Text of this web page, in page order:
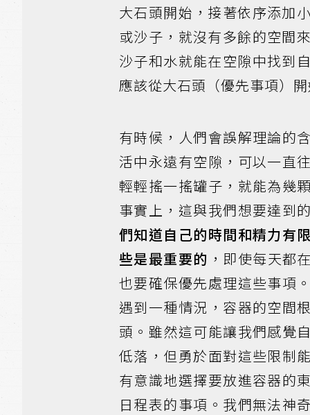
大石頭開始，接著依序添加
或沙子，就沒有多餘的空間
沙子和水就能在空隙中找到
應該從大石頭（優先事項）
有時候，人們會誤解理論的
活中永遠有空隙，可以一直
輕輕搖一搖罐子，就能為幾
事實上，這與我們想要達到
們知道自己的時間和精力有
些是最重要的 ，即使每天都
也要確保優先處理這些事項
遇到一種情況，容器的空間
頭。雖然這可能讓我們感覺
低落，但勇於面對這些限制
有意識地選擇要放進容器的
日程表的事項。我們無法神